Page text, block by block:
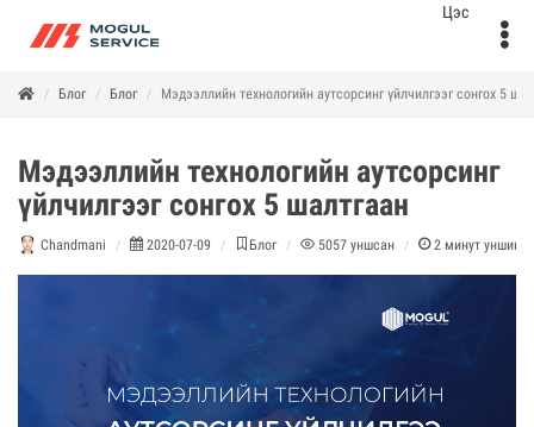
Блог Блог Мэдээллийн технологийн аутсорсинг үйлчилгээг сонгох 5
Мэдээллийн технологийн аутсорсинг
үйлчилгээг сонгох 5 шалтгаан
Chandmani 2020-07-09 Блог 5057 уншсан 2 минут уншина